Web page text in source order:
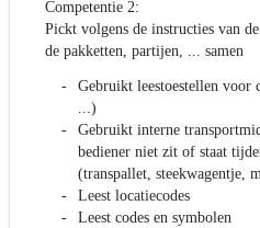
Competentie 2:
Pickt volgens de instructies van
de pakketten, partijen, ... samen
Gebruikt leestoestellen voor
...)
Gebruikt interne
bediener niet zit of staat
(transpallet, steekwagentje,
Leest locatiecodes
Leest codes en symbolen